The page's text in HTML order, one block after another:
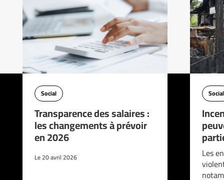
Social
Transparence des salaires :
les changements à prévoir
en 2026
Le 20 avril 2026
Social
Les